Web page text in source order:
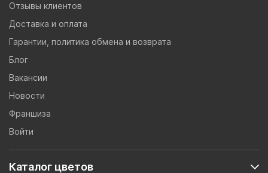
Отзывы клиентов
Доставка и оплата
Гарантии, политика обмена и возврата
Блог
Вакансии
Новости
Франшиза
Войти
Каталог цветов